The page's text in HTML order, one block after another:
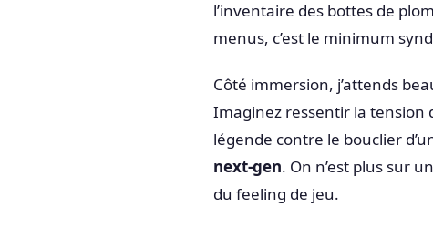
l’inventaire des bottes de
menus, c’est le minimum
Côté immersion, j’attends
Imaginez ressentir la tension
légende contre le bouclier
next-gen. On n’est plus sur
du feeling de jeu.